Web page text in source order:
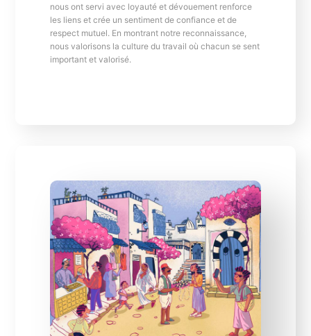
nous ont servi avec loyauté et dévouement renforce
les liens et crée un sentiment de confiance et de
respect mutuel. En montrant notre reconnaissance,
nous valorisons la culture du travail où chacun se sent
important et valorisé.